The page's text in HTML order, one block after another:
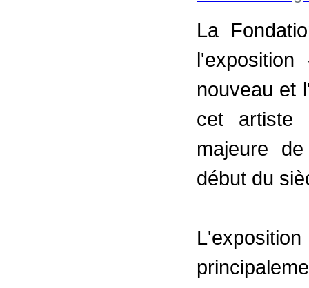
La
nouveau et
cet artiste
majeure
début du